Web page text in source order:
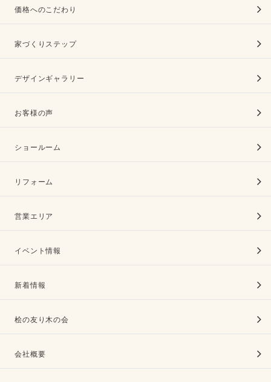
価格へのこだわり
家づくりステップ
デザインギャラリー
お客様の声
ショールーム
リフォーム
営業エリア
イベント情報
新着情報
桧の友り木の会
会社概要